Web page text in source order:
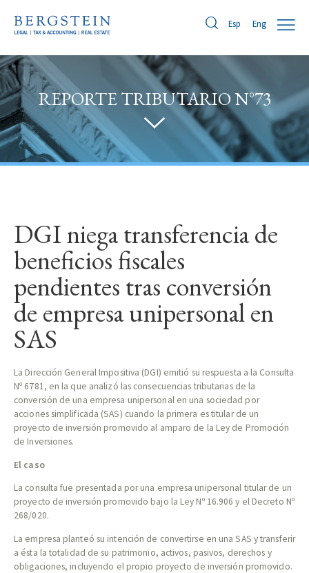
Esp Eng
REPORTE TRIBUTARIO N°73
DGI niega transferencia de
beneficios fiscales
pendientes tras conversión
de empresa unipersonal en
SAS
La Dirección General Impositiva (DGI) emitió su respuesta a la Consulta
Nº 6781, en la que analizó las consecuencias tributarias de la
conversión de una empresa unipersonal en una sociedad por
acciones simplificada (SAS) cuando la primera es titular de un
proyecto de inversión promovido al amparo de la Ley de Promoción
de Inversiones.
El caso
La consulta fue presentada por una empresa unipersonal titular de un
proyecto de inversión promovido bajo la Ley Nº 16.906 y el Decreto Nº
268/020.
La empresa planteó su intención de convertirse en una SAS y transferir
a ésta la totalidad de su patrimonio, activos, pasivos, derechos y
obligaciones, incluyendo el propio proyecto de inversión promovido.